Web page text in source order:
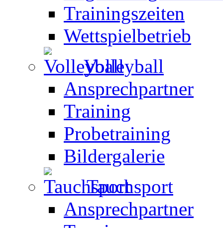
Trainingszeiten
Wettspielbetrieb
Volleyball
Ansprechpartner
Training
Probetraining
Bildergalerie
Tauchsport
Ansprechpartner